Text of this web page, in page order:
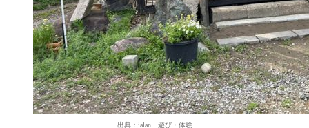
出典：jalan 遊び・体験